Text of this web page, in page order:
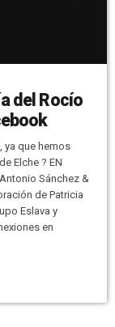
del Rocío
ya que hemos
Elche ? EN
Sánchez &
de Patricia
Eslava y
en